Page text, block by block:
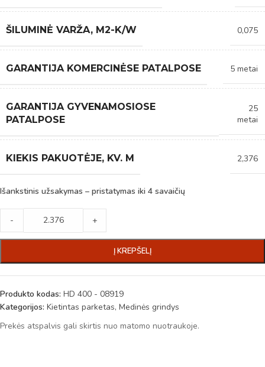
ŠILUMINĖ VARŽA, M2-K/W 0,075
GARANTIJA KOMERCINĖSE PATALPOSE 5 metai
GARANTIJA GYVENAMOSIOSE
PATALPOSE
25
metai
KIEKIS PAKUOTĖJE, KV. M 2,376
Išankstinis užsakymas – pristatymas iki 4 savaičių
- +
Į KREPŠELĮ
Produkto kodas: HD 400 - 08919
Kategorijos: Kietintas parketas, Medinės grindys
Prekės atspalvis gali skirtis nuo matomo nuotraukoje.